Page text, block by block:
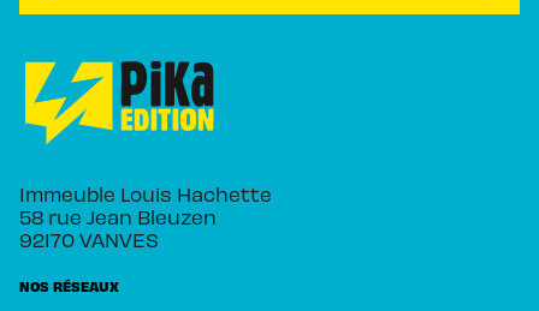
Immeuble Louis Hachette
58 rue Jean Bleuzen
92170 VANVES
NOS RÉSEAUX